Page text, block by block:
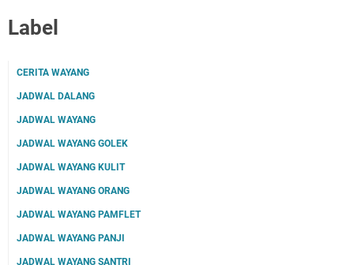
Label
CERITA WAYANG
JADWAL DALANG
JADWAL WAYANG
JADWAL WAYANG GOLEK
JADWAL WAYANG KULIT
JADWAL WAYANG ORANG
JADWAL WAYANG PAMFLET
JADWAL WAYANG PANJI
JADWAL WAYANG SANTRI